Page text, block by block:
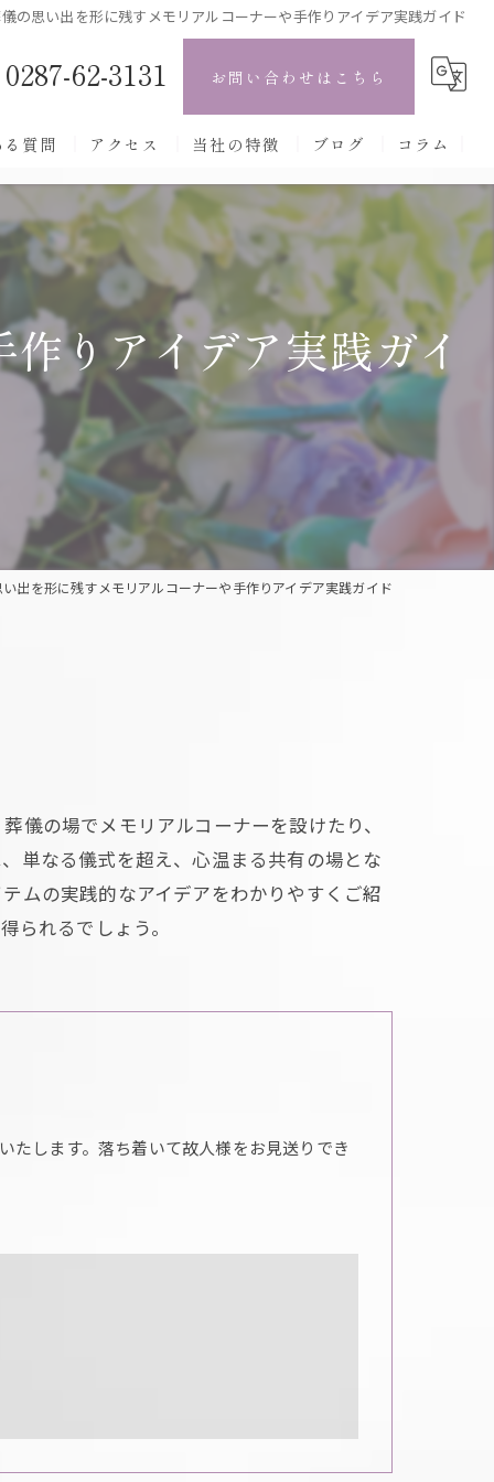
の思い出を形に残すメモリアルコーナーや手作りアイデア実践ガイド
0287-62-3131 お問い合わせはこちら
質問 アクセス 当社の特徴
小規模葬・家族葬
自宅葬
一日葬
通夜
ブログ コラム
りアイデア実践ガイ
出を形に残すメモリアルコーナーや手作りアイデア実践ガイド
儀の場でメモリアルコーナーを設けたり、
単なる儀式を超え、心温まる共有の場とな
ムの実践的なアイデアをわかりやすくご紹
られるでしょう。
たします。落ち着いて故人様をお見送りでき